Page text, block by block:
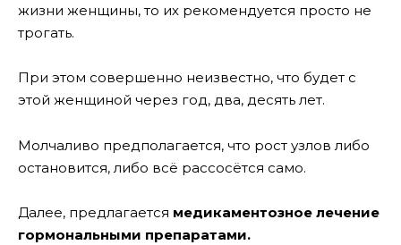
жизни женщины, то их рекомендуется просто не
трогать.
При этом совершенно неизвестно, что будет с
этой женщиной через год, два, десять лет.
Молчаливо предполагается, что рост узлов либо
остановится, либо всё рассосётся само.
Далее, предлагается медикаментозное лечение
гормональными препаратами.